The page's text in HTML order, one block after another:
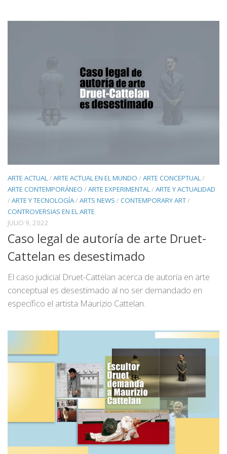
ARTE ACTUAL /ARTE ACTUAL EN EL MUNDO /ARTE CONCEPTUAL /
ARTE CONTEMPORÁNEO /ARTE EXPERIMENTAL /ARTE Y ACTUALIDAD
/ARTE Y TECNOLOGÍA /ARTS NEWS /CONTEMPORARY ART /
CONTROVERSIAS EN EL ARTE
JULIO 9, 2022
Caso legal de autoría de arte Druet-
Cattelan es desestimado
El caso judicial Druet-Cattelan acerca de autoría en arte
conceptual es desestimado al no ser demandado en
específico el artista Maurizio Cattelan.